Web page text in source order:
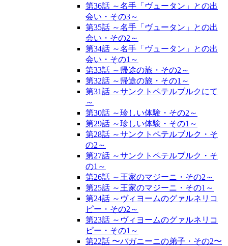
第36話 ～名手「ヴュータン」との出
会い・その3～
第35話 ～名手「ヴュータン」との出
会い・その2～
第34話 ～名手「ヴュータン」との出
会い・その1～
第33話 ～帰途の旅・その2～
第32話 ～帰途の旅・その1～
第31話 ～サンクトペテルブルクにて
～
第30話 ～珍しい体験・その2～
第29話 ～珍しい体験・その1～
第28話 ～サンクトペテルブルク・そ
の2～
第27話 ～サンクトペテルブルク・そ
の1～
第26話 ～王家のマジーニ・その2～
第25話 ～王家のマジーニ・その1～
第24話 ～ヴィヨームのグァルネリコ
ピー・その2～
第23話 ～ヴィヨームのグァルネリコ
ピー・その1～
第22話 〜パガニーニの弟子・その2〜